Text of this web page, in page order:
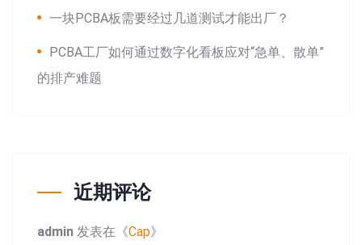
一块PCBA板需要经过几道测试才能出厂？
PCBA工厂如何通过数字化看板应对“急单、散单”
的排产难题
近期评论
admin 发表在《Cap》